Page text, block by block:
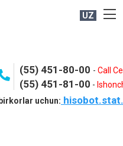
UZ
(55) 451-80-00 -Call
(55) 451-81-00 -
uchun: